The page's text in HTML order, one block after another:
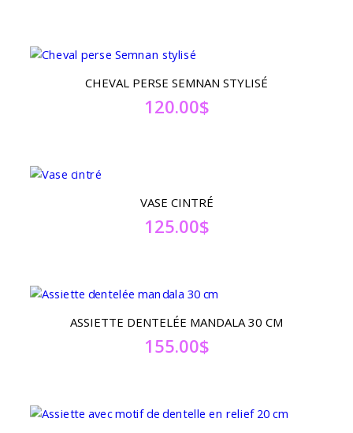
CHEVAL PERSE SEMNAN STYLISÉ
120.00$
VASE CINTRÉ
125.00$
ASSIETTE DENTELÉE MANDALA 30 CM
155.00$